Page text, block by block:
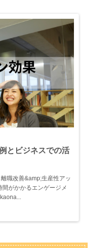
とビジネスでの活
職改善&amp;生産性アッ
がかかるエンゲージメ